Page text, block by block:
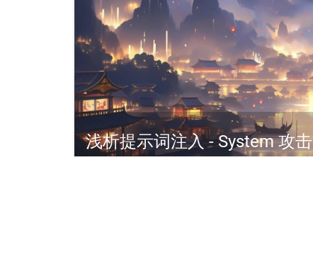
浅析提示词注入 - System 攻击